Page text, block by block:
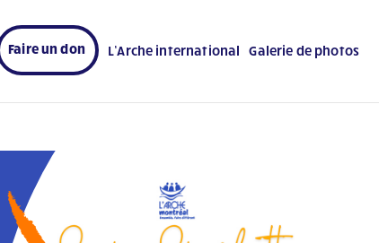
Faire un don L’Arche international Galerie de photos